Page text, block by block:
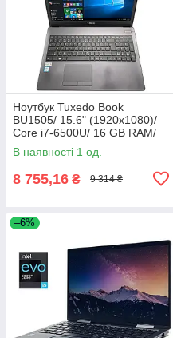
Ноутбук Tuxedo Book
BU1505/ 15.6" (1920x1080)/
Core i7-6500U/ 16 GB RAM/
256 GB SSD/ HD 520
В наявності 1 од.
8 755,16 ₴ 9 314 ₴
–6%